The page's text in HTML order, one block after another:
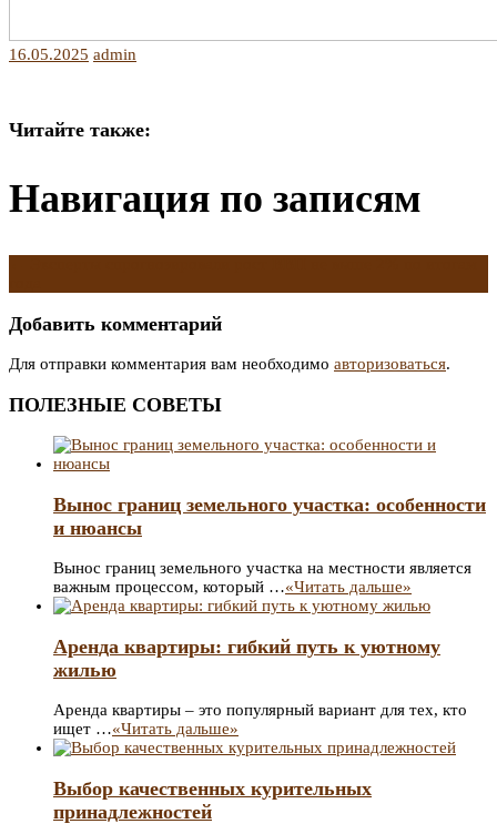
16.05.2025 admin
Читайте также:
Навигация по записям
Добавить комментарий
Для отправки комментария вам необходимо авторизоваться.
ПОЛЕЗНЫЕ СОВЕТЫ
Вынос границ земельного участка: особенности
и нюансы
Вынос границ земельного участка на местности является
важным процессом, который …«Читать дальше»
Аренда квартиры: гибкий путь к уютному
жилью
Аренда квартиры – это популярный вариант для тех, кто
ищет …«Читать дальше»
Выбор качественных курительных
принадлежностей